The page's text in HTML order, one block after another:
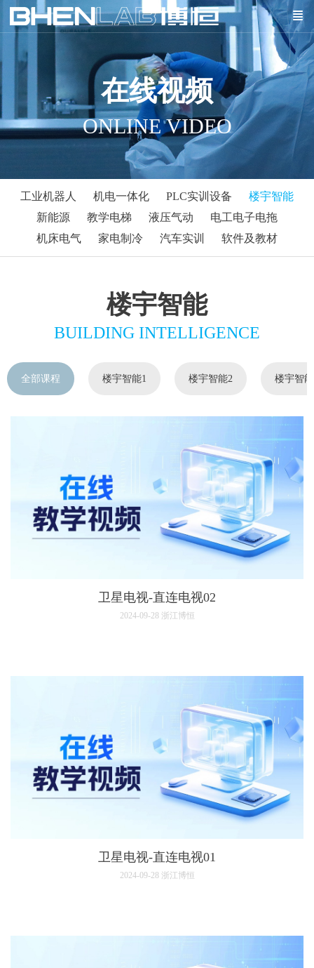
在线视频
ONLINE VIDEO
工业机器人 机电一体化 PLC实训设备
楼宇智能
新能源
教学电梯 液压气动
电工电子电拖
机床电气
家电制冷 汽车实训 软件及教材
楼宇智能
BUILDING INTELLIGENCE
全部课程 楼宇智能1 楼宇智能2 楼宇智
卫星电视-直连电视02
2024-09-28 浙江博恒
卫星电视-直连电视01
2024-09-28 浙江博恒